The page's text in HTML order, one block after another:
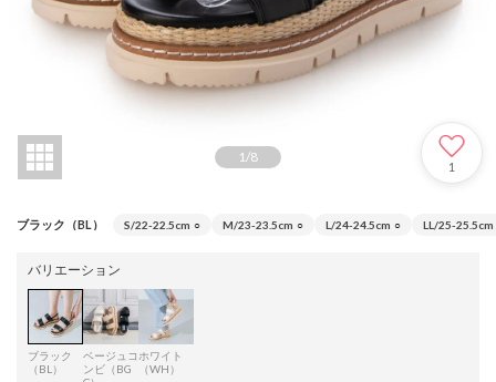
1 /8
1
ブラック（BL） S/22-22.5cm ○ M/23-23.5cm ○ L/24-24.5cm ○ LL/25-25.5cm
バリエーション
ブラック
（BL）
ベージュコ
ンビ（BG
ホワイト
（WH）